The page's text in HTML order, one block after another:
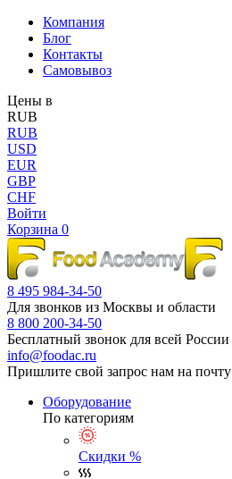
Компания
Блог
Контакты
Самовывоз
Цены в
RUB
RUB
USD
EUR
GBP
CHF
Войти
Корзина 0
8 495 984-34-50
Для звонков из Москвы и области
8 800 200-34-50
Бесплатный звонок для всей России
info@foodac.ru
Пришлите свой запрос нам на почту
Оборудование
По категориям
Скидки %